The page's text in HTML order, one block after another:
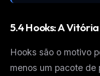
5.4 Hooks: A
Hooks são o motivo
menos um pacote de